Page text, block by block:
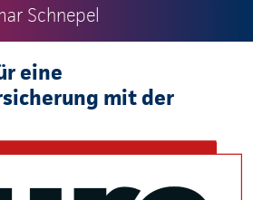
Schnepel
eine
mit der